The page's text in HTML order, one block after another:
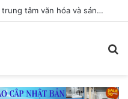
Việt Nam hướng tới trở thành trung tâm văn hóa và sáng tạo hàng đầu khu vực